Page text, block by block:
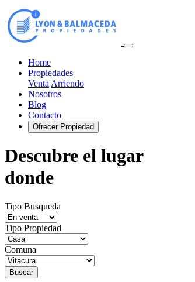
Home
Propiedades
Venta Arriendo
Nosotros
Blog
Contacto
Ofrecer Propiedad
Descubre el lugar
donde
Tipo Busqueda
Tipo Propiedad
Comuna
Buscar